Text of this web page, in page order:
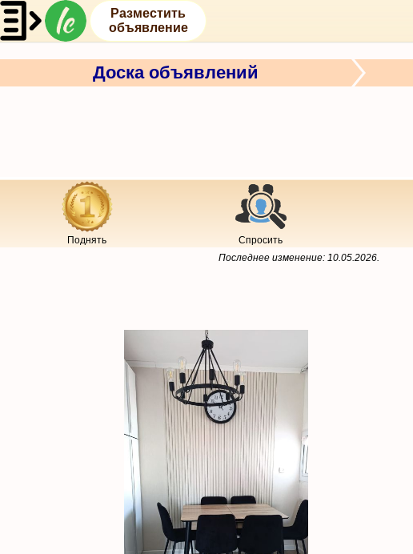
Разместить
объявление
Доска объявлений
Поднять Спросить
Последнее изменение: 10.05.2026.